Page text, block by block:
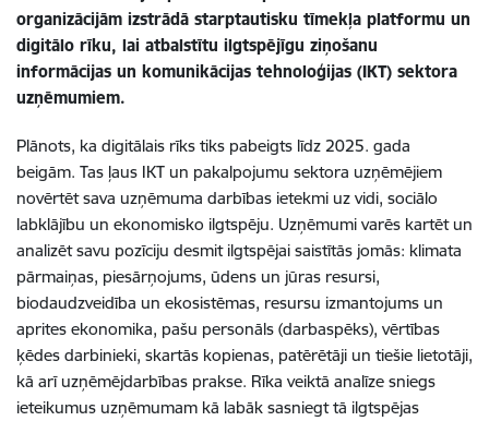
organizācijām izstrādā starptautisku tīmekļa platformu un
digitālo rīku, lai atbalstītu ilgtspējīgu ziņošanu
informācijas un komunikācijas tehnoloģijas (IKT) sektora
uzņēmumiem.
Plānots, ka digitālais rīks tiks pabeigts līdz 2025. gada
beigām. Tas ļaus IKT un pakalpojumu sektora uzņēmējiem
novērtēt sava uzņēmuma darbības ietekmi uz vidi, sociālo
labklājību un ekonomisko ilgtspēju. Uzņēmumi varēs kartēt un
analizēt savu pozīciju desmit ilgtspējai saistītās jomās: klimata
pārmaiņas, piesārņojums, ūdens un jūras resursi,
biodaudzveidība un ekosistēmas, resursu izmantojums un
aprites ekonomika, pašu personāls (darbaspēks), vērtības
ķēdes darbinieki, skartās kopienas, patērētāji un tiešie lietotāji,
kā arī uzņēmējdarbības prakse. Rīka veiktā analīze sniegs
ieteikumus uzņēmumam kā labāk sasniegt tā ilgtspējas